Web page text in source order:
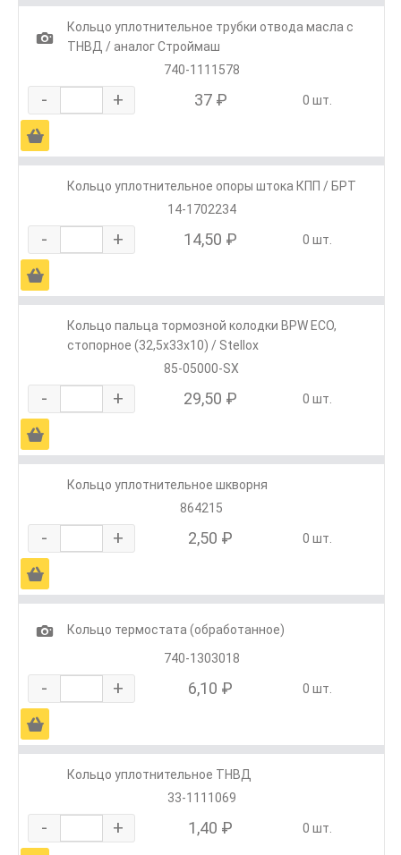
1
Кольцо уплотнительное трубки отвода масла с
ТНВД / аналог Строймаш
740-1111578
- + 37 ₽ 0 шт.
Ä
Кольцо уплотнительное опоры штока КПП / БРТ
14-1702234
- + 14,50 ₽ 0 шт.
Ä
Кольцо пальца тормозной колодки BPW ЕСО,
стопорное (32,5x33x10) / Stellox
85-05000-SX
- + 29,50 ₽ 0 шт.
Ä
Кольцо уплотнительное шкворня
864215
- + 2,50 ₽ 0 шт.
Ä
1
Кольцо термостата (обработанное)
740-1303018
- + 6,10 ₽ 0 шт.
Ä
Кольцо уплотнительное ТНВД
33-1111069
- + 1,40 ₽ 0 шт.